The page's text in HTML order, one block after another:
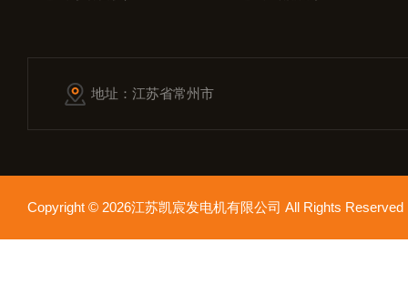
地址：江苏省常州市
Copyright © 2026江苏凯宸发电机有限公司 All Rights